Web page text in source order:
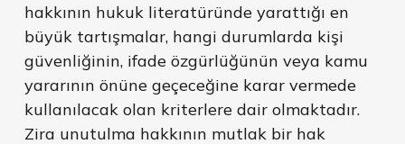
hakkının hukuk literatüründe yarattığı en
büyük tartışmalar, hangi durumlarda kişi
güvenliğinin, ifade özgürlüğünün veya kamu
yararının önüne geçeceğine karar vermede
kullanılacak olan kriterlere dair olmaktadır.
Zira unutulma hakkının mutlak bir hak